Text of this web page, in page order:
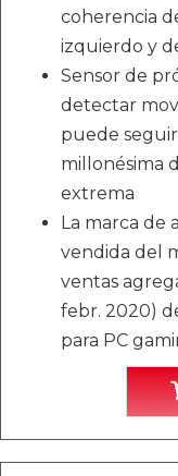
coherencia
izquierdo y
Sensor de
detectar
puede
millonésima
extrema
La marca de
vendida del
ventas
febr. 2020)
para PC